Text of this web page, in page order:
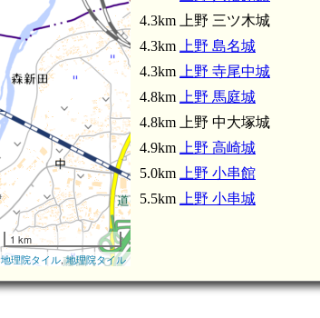
1 km
地理院タイル,地理院タイル
4.3km 上野 三ツ木城
4.3km
上野 島名城
4.3km
上野 寺尾中城
4.8km
上野 馬庭城
4.8km 上野 中大塚城
4.9km
上野 高崎城
5.0km
上野 小串館
5.5km
上野 小串城